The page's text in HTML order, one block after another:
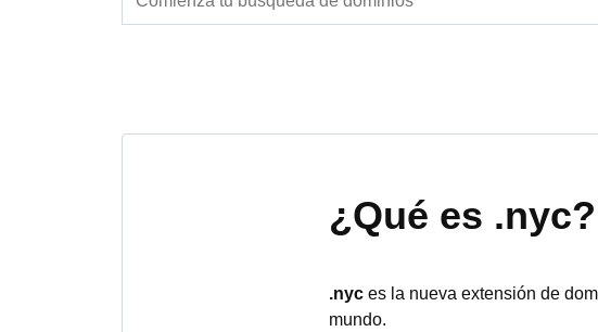
¿Qué es .nyc?
.nyces la nueva extensión de
mundo.